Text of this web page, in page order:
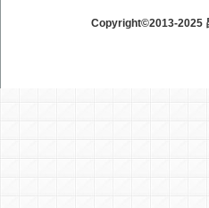
Copyright©2013-2025